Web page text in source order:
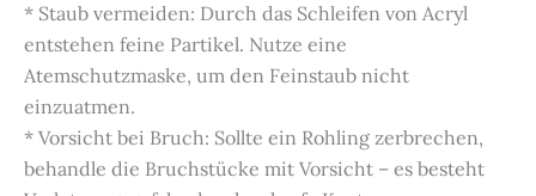
* Staub vermeiden: Durch das Schleifen von Acryl
entstehen feine Partikel. Nutze eine
Atemschutzmaske, um den Feinstaub nicht
einzuatmen.
* Vorsicht bei Bruch: Sollte ein Rohling zerbrechen,
behandle die Bruchstücke mit Vorsicht – es besteht